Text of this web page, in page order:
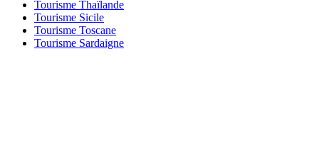
Tourisme Thaïlande
Tourisme Sicile
Tourisme Toscane
Tourisme Sardaigne